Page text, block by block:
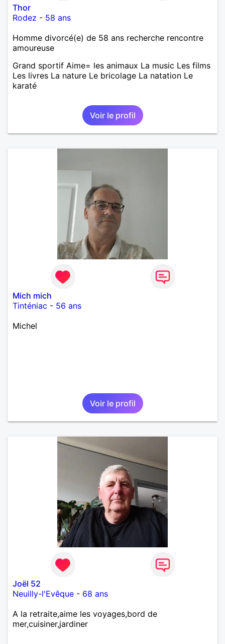
Thor
Rodez - 58 ans
Homme divorcé(e) de 58 ans recherche rencontre
amoureuse
Grand sportif Aime= les animaux La music Les films
Les livres La nature Le bricolage La natation Le
karaté
Voir le profil
Mich mich
Tinténiac - 56 ans
Michel
Voir le profil
Joël 52
Neuilly-l'Evêque - 68 ans
A la retraite,aime les voyages,bord de
mer,cuisiner,jardiner